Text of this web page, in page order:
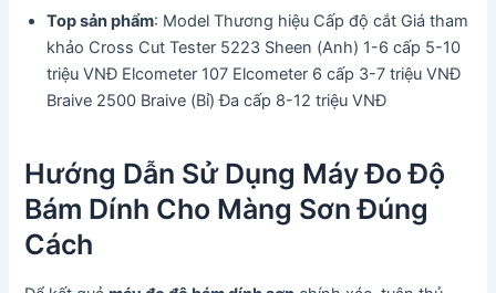
Top sản phẩm: Model Thương hiệu Cấp độ cắt Giá tham
khảo Cross Cut Tester 5223 Sheen (Anh) 1-6 cấp 5-10
triệu VNĐ Elcometer 107 Elcometer 6 cấp 3-7 triệu VNĐ
Braive 2500 Braive (Bỉ) Đa cấp 8-12 triệu VNĐ
Hướng Dẫn Sử Dụng Máy Đo Độ
Bám Dính Cho Màng Sơn Đúng
Cách